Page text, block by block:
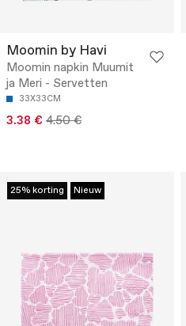
Moomin by Havi
Moomin napkin Muumit
ja Meri - Servetten
33X33CM
3.38 € 4.50 €
25% korting Nieuw